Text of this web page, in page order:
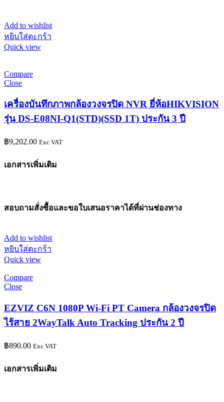
Add to wishlist
หยิบใส่ตะกร้า
Quick view
Compare
Close
เครื่องบันทึกภาพกล้องวงจรปิด NVR ยี่ห้อHIKVISION
รุ่น DS-E08NI-Q1(STD)(SSD 1T) ประกัน 3 ปี
฿9,202.00 Exc VAT
เอกสารเพิ่มเติม
สอบถามสั่งซื้อและขอใบเสนอราคาได้ที่ผ่านช่องทาง
Add to wishlist
หยิบใส่ตะกร้า
Quick view
Compare
Close
EZVIZ C6N 1080P Wi-Fi PT Camera กล้องวงจรปิด
ไร้สาย 2WayTalk Auto Tracking ประกัน 2 ปี
฿890.00 Exc VAT
เอกสารเพิ่มเติม